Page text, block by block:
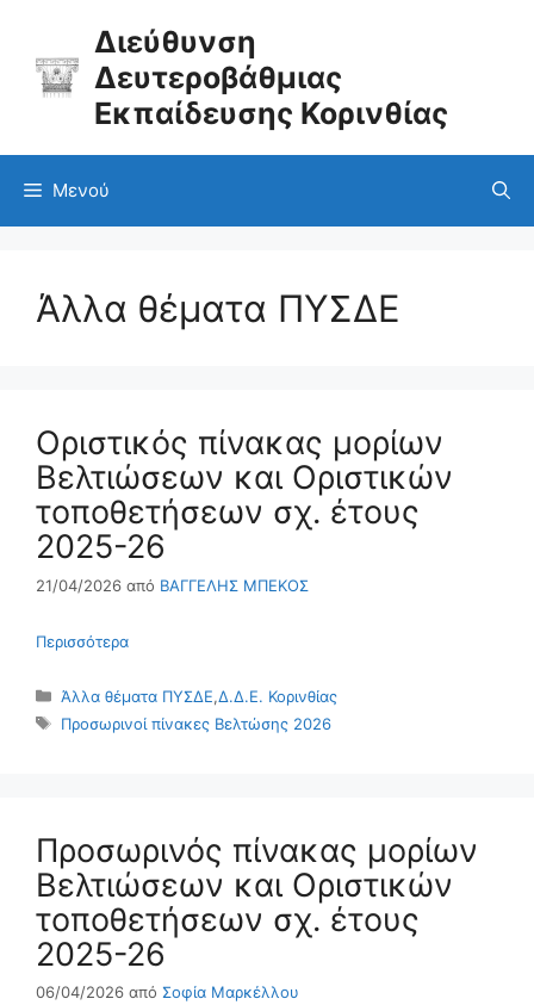
Διεύθυνση
Δευτεροβάθμιας
Εκπαίδευσης Κορινθίας
Μενού
Άλλα θέματα ΠΥΣΔΕ
Οριστικός πίνακας μορίων
Βελτιώσεων και Οριστικών
τοποθετήσεων σχ. έτους
2025-26
21/04/2026 από ΒΑΓΓΕΛΗΣ ΜΠΕΚΟΣ
Περισσότερα
Κατηγορίες
Άλλα θέματα ΠΥΣΔΕ,Δ.Δ.Ε. Κορινθίας
Ετικέτες
Προσωρινοί πίνακες Βελτώσης 2026
Προσωρινός πίνακας μορίων
Βελτιώσεων και Οριστικών
τοποθετήσεων σχ. έτους
2025-26
06/04/2026 από Σοφία Μαρκέλλου